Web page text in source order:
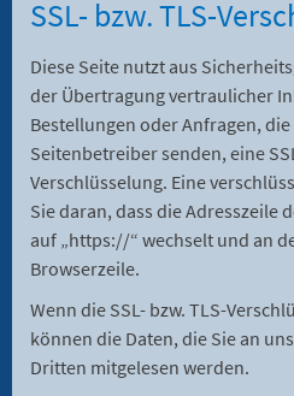
SSL- bzw. TLS-
Diese Seite nutzt aus
der Übertragung vertraulicher
Bestellungen oder Anfragen, die
Seitenbetreiber senden, eine
Verschlüsselung. Eine
Sie daran, dass die Adresszeile
auf „https://“ wechselt und an
Browserzeile.
Wenn die SSL- bzw. TLS-
können die Daten, die Sie an
Dritten mitgelesen werden.